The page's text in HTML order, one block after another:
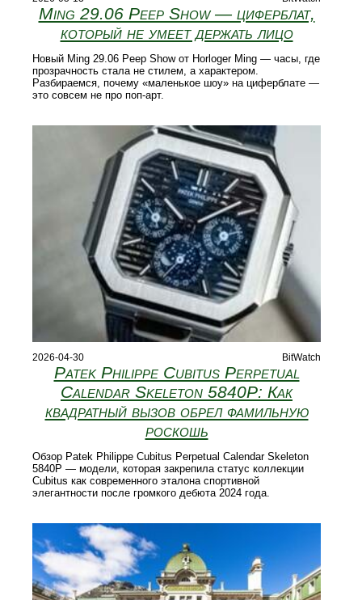
Ming 29.06 Peep Show — циферблат,
который не умеет держать лицо
Новый Ming 29.06 Peep Show от Horloger Ming — часы, где
прозрачность стала не стилем, а характером.
Разбираемся, почему «маленькое шоу» на циферблате —
это совсем не про поп-арт.
2026-04-30 BitWatch
Patek Philippe Cubitus Perpetual
Calendar Skeleton 5840P: Как
квадратный вызов обрел фамильную
роскошь
Обзор Patek Philippe Cubitus Perpetual Calendar Skeleton
5840P — модели, которая закрепила статус коллекции
Cubitus как современного эталона спортивной
элегантности после громкого дебюта 2024 года.